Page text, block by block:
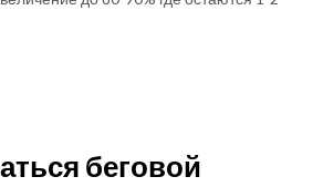
беговой